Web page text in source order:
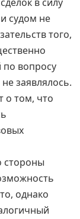
в силу
судом не
того,
по вопросу
заявлялось.
о том, что
стороны
однако